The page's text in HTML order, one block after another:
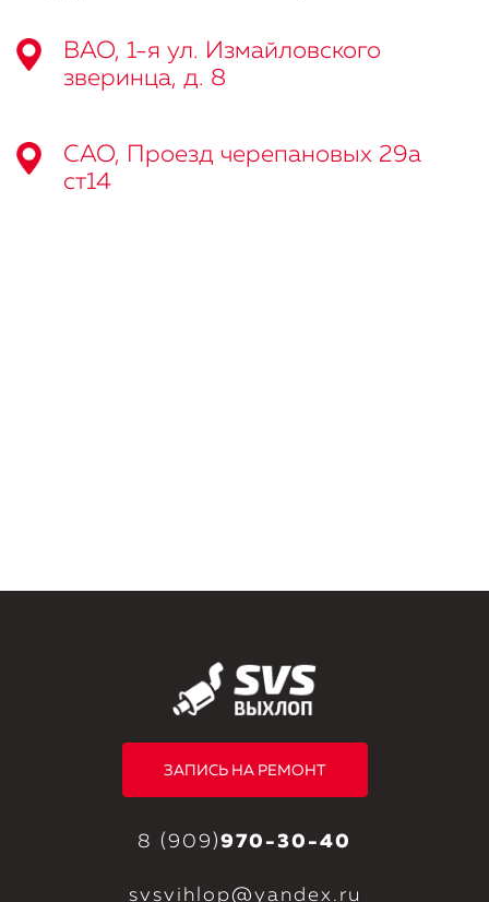
ВАО, 1-я ул. Измайловского
зверинца, д. 8
САО, Проезд черепановых 29а
ст14
ЗАПИСЬ НА РЕМОНТ
8 (909)970-30-40
svsvihlop@yandex.ru